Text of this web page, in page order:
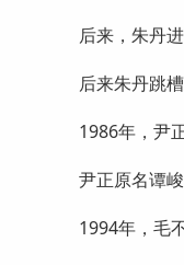
后来，朱丹
后来朱丹跳
1986年，尹
尹正原名谭
1994年，毛